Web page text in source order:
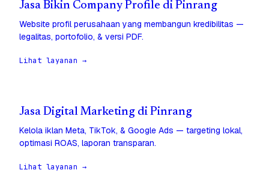
Jasa Bikin Company Profile di Pinrang
Website profil perusahaan yang membangun kredibilitas —
legalitas, portofolio, & versi PDF.
Lihat layanan →
Jasa Digital Marketing di Pinrang
Kelola iklan Meta, TikTok, & Google Ads — targeting lokal,
optimasi ROAS, laporan transparan.
Lihat layanan →